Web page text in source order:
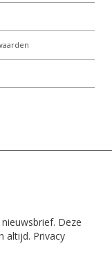
Deze
altijd. Privacy